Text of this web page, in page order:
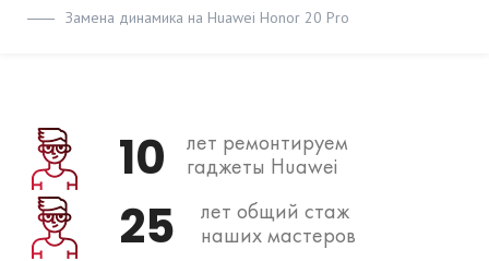
Замена динамика на Huawei Honor 20 Pro
10
лет ремонтируем
гаджеты Huawei
25
лет общий стаж
наших мастеров